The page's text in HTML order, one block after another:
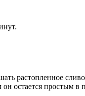
растопленное
остается простым в